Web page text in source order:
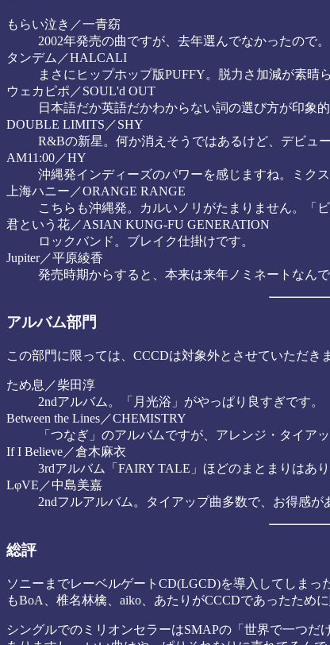
もらい泣き／一青窈
2002年発売の曲ですが、去年選んでなかったので
タンデム／HALCALI
まさにヒップホップ版PUFFY。脱力さ加減が素晴ら
ウェカピポ／SOUL'd OUT
日本語だか英語だかわからない詞の選び方が印象的
DOUBLE LIMITS／SHY
R&Bの新星。何か消えそうではあるけど、デビュ
AM11:00／HY
沖縄発インディーズのパワーを感じますね。ミク
上海ハニー／ORANGE RANGE
こちらも沖縄発。カルいノリがたまりません。「
君という花／ASIAN KUNG-FU GENERATION
ロックバンド。ブレイク仕掛けです。
Jupiter／平原綾香
発売時期からすると、本来は来年ノミネートなん
アルバム部門
この部門に限っては、CCCDは対象外とさせていただき
ため息／柴田淳
2ndアルバム。「月光浴」がやっぱり良すぎです。
Between the Lines／CHEMISTRY
「つなぎ」のアルバムですが、アレンジ・タイア
If I Believe／倉木麻衣
3rdアルバム「FAIRY TALE」ほどのまとまりはあ
LφVE／中島美嘉
2ndフルアルバム。タイアップ曲多数で、お得感が
総評
ソニーまでレーベルゲートCD(LGCD)を導入してしま
もBoA、椎名林檎、aiko、あたりがCCCDであったため
シングルでのミリオンセラーはSMAPの「世界で一つ